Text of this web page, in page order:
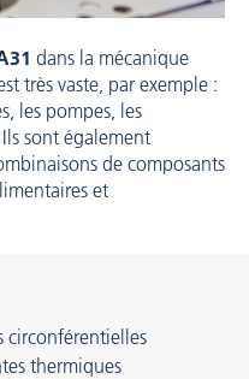
dans la mécanique
très vaste, par exemple :
les pompes, les
sont également
de composants
et
circonférentielles
thermiques